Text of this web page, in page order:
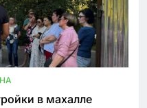
в махалле